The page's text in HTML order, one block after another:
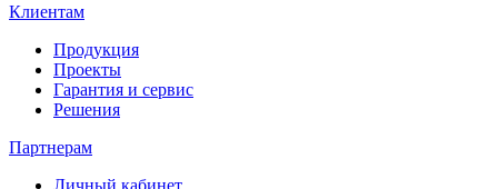
Клиентам
Продукция
Проекты
Гарантия и сервис
Решения
Партнерам